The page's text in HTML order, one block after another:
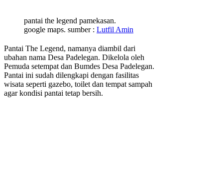
pantai the legend pamekasan.
google maps. sumber : Lutfil Amin
Pantai The Legend, namanya diambil dari
ubahan nama Desa Padelegan. Dikelola oleh
Pemuda setempat dan Bumdes Desa Padelegan.
Pantai ini sudah dilengkapi dengan fasilitas
wisata seperti gazebo, toilet dan tempat sampah
agar kondisi pantai tetap bersih.